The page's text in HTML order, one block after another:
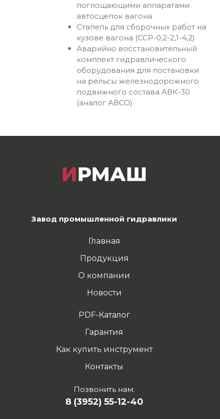
поглощающими аппаратами
автосцепок вагона
Стапель для сборочных работ на
кузове вагона (ССР-0,2-2,1-4,2)
Аварийно восстановительный
комплект гидравлического
оборудования для постановки
на рельсы железнодорожного
подвижного состава АВК-30
(аналог АВСО)
Завод промышленной гидравлики
Главная
Продукция
О компании
Новости
PDF-Каталог
Гарантия
Как купить инструмент
Контакты
Позвонить нам:
8 (3952) 55-12-40